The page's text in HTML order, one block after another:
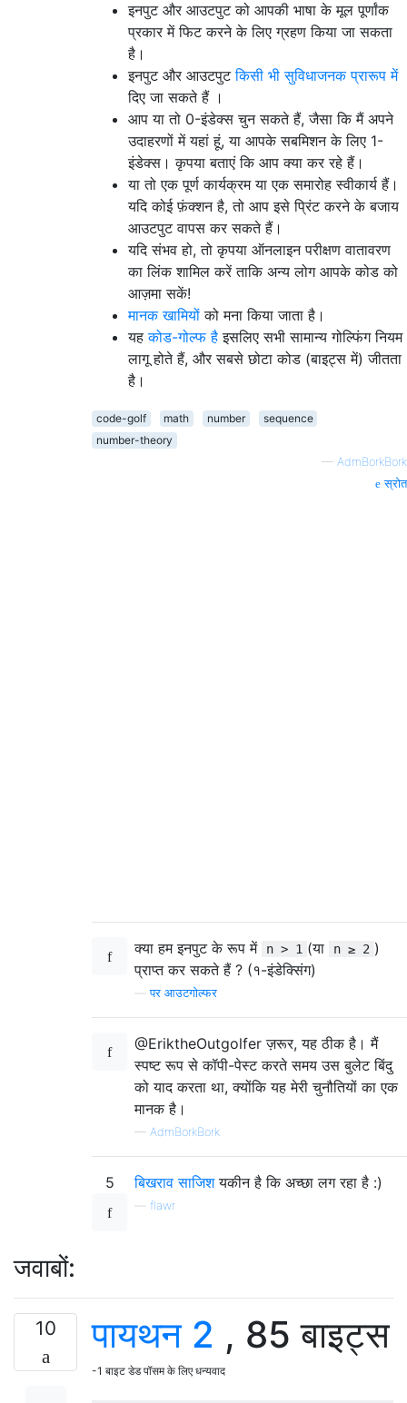
इनपुट और आउटपुट को आपकी भाषा के मूल पूर्णांक
प्रकार में फिट करने के लिए ग्रहण किया जा सकता
है।
इनपुट और आउटपुटकिसी भी सुविधाजनक प्रारूप में
दिए जा सकते हैं ।
आप या तो 0-इंडेक्स चुन सकते हैं, जैसा कि मैं अपने
उदाहरणों में यहां हूं, या आपके सबमिशन के लिए 1-
इंडेक्स। कृपया बताएं कि आप क्या कर रहे हैं।
या तो एक पूर्ण कार्यक्रम या एक समारोह स्वीकार्य हैं।
यदि कोई फ़ंक्शन है, तो आप इसे प्रिंट करने के बजाय
आउटपुट वापस कर सकते हैं।
यदि संभव हो, तो कृपया ऑनलाइन परीक्षण वातावरण
का लिंक शामिल करें ताकि अन्य लोग आपके कोड को
आज़मा सकें!
मानक खामियों को मना किया जाता है।
यहकोड-गोल्फ है इसलिए सभी सामान्य गोल्फिंग नियम
लागू होते हैं, और सबसे छोटा कोड (बाइट्स में) जीतता
है।
code-golf math number
sequence
number-theory
— AdmBorkBork
स्रोत
क्या हम इनपुट के रूप में n > 1 (या n ≥ 2 )
प्राप्त कर सकते हैं ? (१-इंडेक्सिंग)
—पर आउटगोल्फर
@EriktheOutgolfer ज़रूर, यह ठीक है। मैं
स्पष्ट रूप से कॉपी-पेस्ट करते समय उस बुलेट बिंदु
को याद करता था, क्योंकि यह मेरी चुनौतियों का एक
मानक है।
— AdmBorkBork
5 बिखराव साजिशयकीन है कि अच्छा लग रहा है :)
flawr
जवाबों:
10 पायथन 2 , 85 बाइट्स
-1 बाइट डेड पॉसम के लिए धन्यवाद